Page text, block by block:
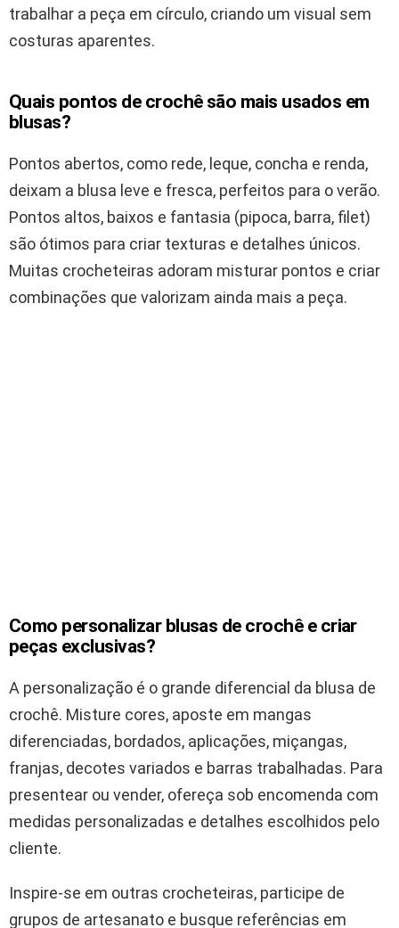
trabalhar a peça em círculo, criando um visual sem
costuras aparentes.
Quais pontos de crochê são mais usados em
blusas?
Pontos abertos, como rede, leque, concha e renda,
deixam a blusa leve e fresca, perfeitos para o verão.
Pontos altos, baixos e fantasia (pipoca, barra, filet)
são ótimos para criar texturas e detalhes únicos.
Muitas crocheteiras adoram misturar pontos e criar
combinações que valorizam ainda mais a peça.
Como personalizar blusas de crochê e criar
peças exclusivas?
A personalização é o grande diferencial da blusa de
crochê. Misture cores, aposte em mangas
diferenciadas, bordados, aplicações, miçangas,
franjas, decotes variados e barras trabalhadas. Para
presentear ou vender, ofereça sob encomenda com
medidas personalizadas e detalhes escolhidos pelo
cliente.
Inspire-se em outras crocheteiras, participe de
grupos de artesanato e busque referências em